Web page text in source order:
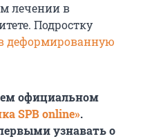
лечении в
Подростку
деформированную
официальном
SPB online».
узнавать о